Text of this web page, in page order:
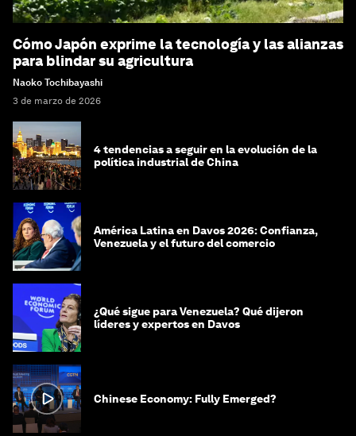
Cómo Japón exprime la tecnología y las alianzas
para blindar su agricultura
Naoko Tochibayashi
3 de marzo de 2026
4 tendencias a seguir en la evolución de la
política industrial de China
América Latina en Davos 2026: Confianza,
Venezuela y el futuro del comercio
¿Qué sigue para Venezuela? Qué dijeron
líderes y expertos en Davos
Chinese Economy: Fully Emerged?